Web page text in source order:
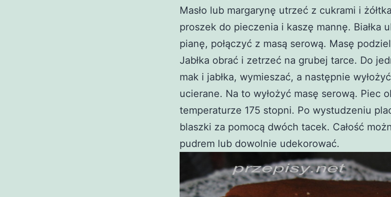
Masło lub margarynę utrzeć z cukrami i
proszek do pieczenia i kaszę mannę. Białka
pianę, połączyć z masą serową. Masę
Jabłka obrać i zetrzeć na grubej tarce. Do
mak i jabłka, wymieszać, a następnie
ucierane. Na to wyłożyć masę serową. Piec
temperaturze 175 stopni. Po wystudzeniu
blaszki za pomocą dwóch tacek. Całość
pudrem lub dowolnie udekorować.